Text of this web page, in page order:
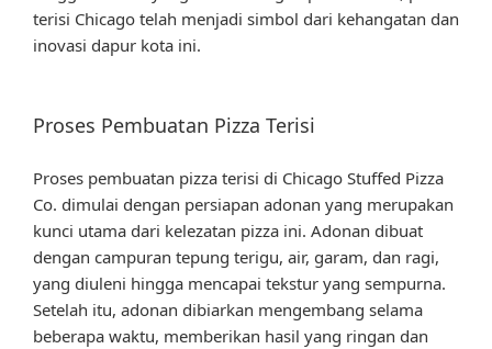
terisi Chicago telah menjadi simbol dari kehangatan dan
inovasi dapur kota ini.
Proses Pembuatan Pizza Terisi
Proses pembuatan pizza terisi di Chicago Stuffed Pizza
Co. dimulai dengan persiapan adonan yang merupakan
kunci utama dari kelezatan pizza ini. Adonan dibuat
dengan campuran tepung terigu, air, garam, dan ragi,
yang diuleni hingga mencapai tekstur yang sempurna.
Setelah itu, adonan dibiarkan mengembang selama
beberapa waktu, memberikan hasil yang ringan dan